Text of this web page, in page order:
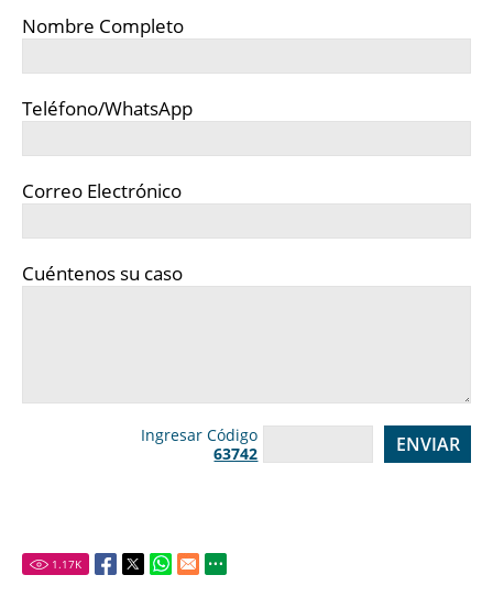
Nombre Completo
Teléfono/WhatsApp
Correo Electrónico
Cuéntenos su caso
Ingresar Código
63742
1.17K